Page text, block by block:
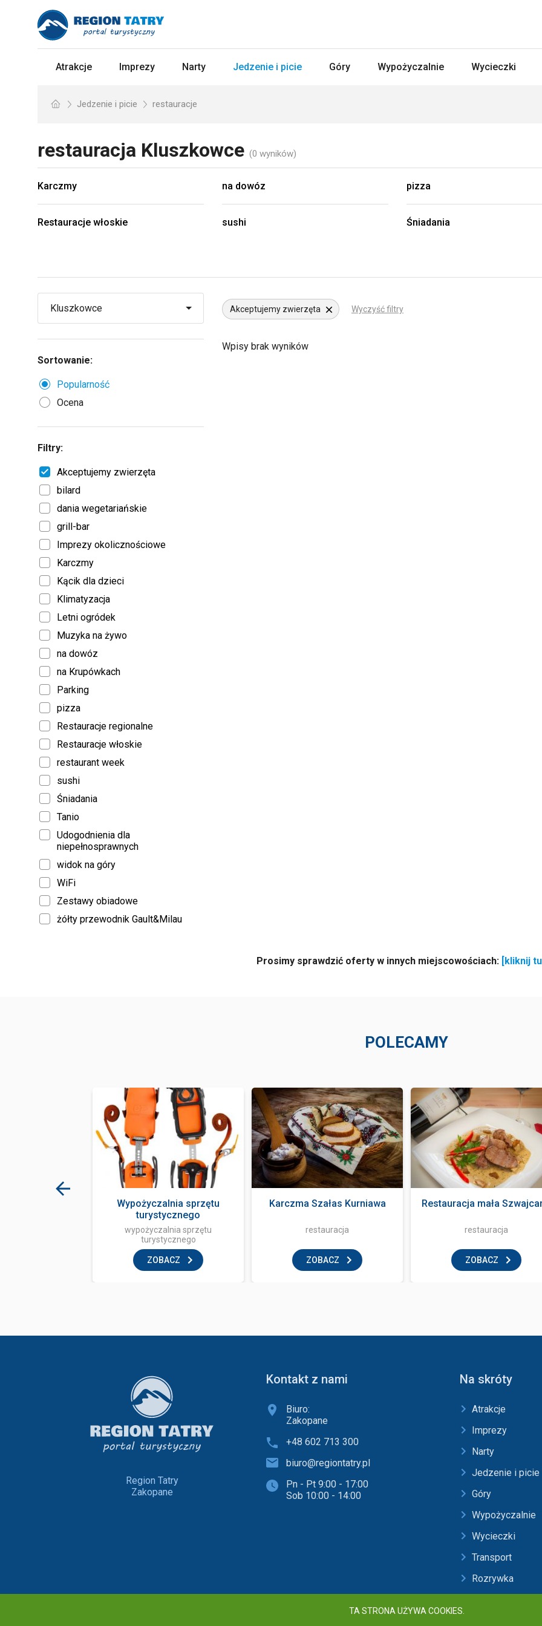
Atrakcje Imprezy Narty Jedzenie i picie Góry Wypożyczalnie Wycieczki
Jedzenie i picie restauracje
restauracja Kluszkowce (0 wyników)
Karczmy na dowóz pizza
Restauracje włoskie sushi Śniadania
Akceptujemy zwierzęta Wyczyść filtry
Wpisy brak wyników
Sortowanie:
Popularność
Ocena
Filtry:
Akceptujemy zwierzęta
bilard
dania wegetariańskie
grill-bar
Imprezy okolicznościowe
Karczmy
Kącik dla dzieci
Klimatyzacja
Letni ogródek
Muzyka na żywo
na dowóz
na Krupówkach
Parking
pizza
Restauracje regionalne
Restauracje włoskie
restaurant week
sushi
Śniadania
Tanio
Udogodnienia dla
niepełnosprawnych
widok na góry
WiFi
Zestawy obiadowe
żółty przewodnik Gault&Milau
Prosimy sprawdzić oferty w innych miejscowościach: [kliknij
POLECAMY
Wypożyczalnia sprzętu
turystycznego
wypożyczalnia sprzętu
turystycznego
ZOBACZ
Karczma Szałas Kurniawa
restauracja
ZOBACZ
Restauracja mała
restauracja
ZOBACZ
Region Tatry
Zakopane
Kontakt z nami
Biuro:
Zakopane
+48 602 713 300
biuro@regiontatry.pl
Pn - Pt 9:00 - 17:00
Sob 10:00 - 14:00
Na skróty
Atrakcje
Imprezy
Narty
Jedzenie i picie
Góry
Wypożyczalnie
Wycieczki
Transport
Rozrywka
TA STRONA UŻYWA COOKIES.